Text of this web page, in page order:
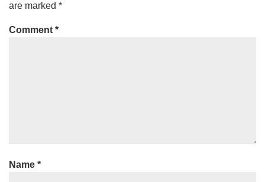
are marked *
Comment *
Name *